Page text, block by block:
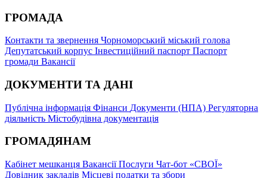
ГРОМАДА
Контакти та звернення Чорноморський міський голова
Депутатський корпус Інвестиційний паспорт Паспорт
громади Вакансії
ДОКУМЕНТИ ТА ДАНІ
Публічна інформація Фінанси Документи (НПА) Регуляторна
діяльність Містобудівна документація
ГРОМАДЯНАМ
Кабінет мешканця ВакансіїПослуги Чат-бот «СВОЇ»
Довідник закладів Місцеві податки та збори